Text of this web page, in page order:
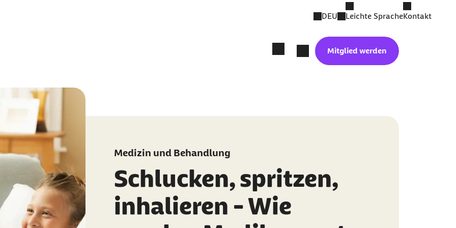
DEU Leichte SpracheKontakt
Mitglied werden
Medizin und Behandlung
Schlucken, spritzen,
inhalieren - Wie